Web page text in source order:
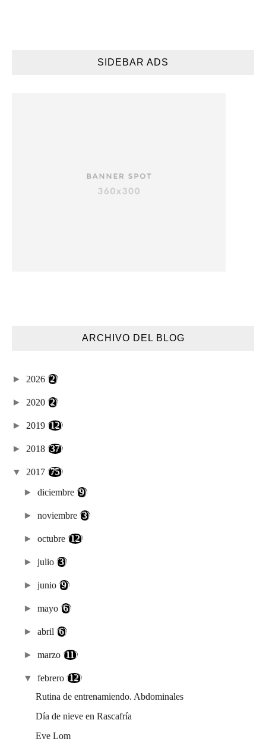
SIDEBAR ADS
ARCHIVO DEL BLOG
► 2026 (2)
► 2020 (2)
► 2019 (12)
► 2018 (37)
▼ 2017 (75)
►diciembre(9)
►noviembre(3)
►octubre (12)
►julio(3)
►junio(9)
►mayo(6)
►abril(6)
►marzo(11)
▼febrero (12)
Rutina de entrenamiendo. Abdominales
Día de nieve en Rascafría
Eve Lom